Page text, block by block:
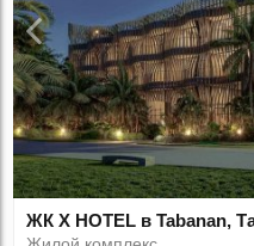
ЖК X HOTEL в Tabanan,